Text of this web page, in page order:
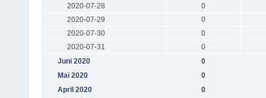
2020-07-28
0
2020-07-29
0
2020-07-30
0
2020-07-31
0
Juni 2020
0
Mai 2020
0
April 2020
0